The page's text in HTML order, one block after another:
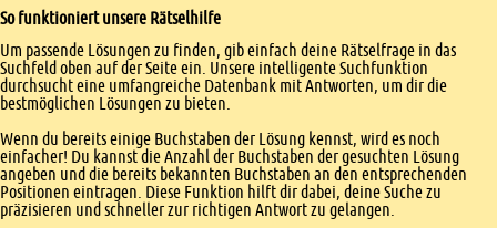
So funktioniert unsere Rätselhilfe
Um passende Lösungen zu finden, gib einfach deine Rätselfrage in das
Suchfeld oben auf der Seite ein. Unsere intelligente Suchfunktion
durchsucht eine umfangreiche Datenbank mit Antworten, um dir die
bestmöglichen Lösungen zu bieten.
Wenn du bereits einige Buchstaben der Lösung kennst, wird es noch
einfacher! Du kannst die Anzahl der Buchstaben der gesuchten Lösung
angeben und die bereits bekannten Buchstaben an den entsprechenden
Positionen eintragen. Diese Funktion hilft dir dabei, deine Suche zu
präzisieren und schneller zur richtigen Antwort zu gelangen.